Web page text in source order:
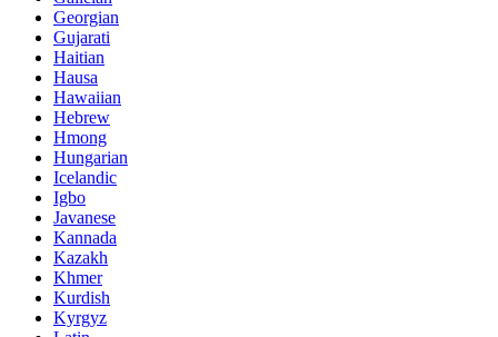
Georgian
Gujarati
Haitian
Hausa
Hawaiian
Hebrew
Hmong
Hungarian
Icelandic
Igbo
Javanese
Kannada
Kazakh
Khmer
Kurdish
Kyrgyz